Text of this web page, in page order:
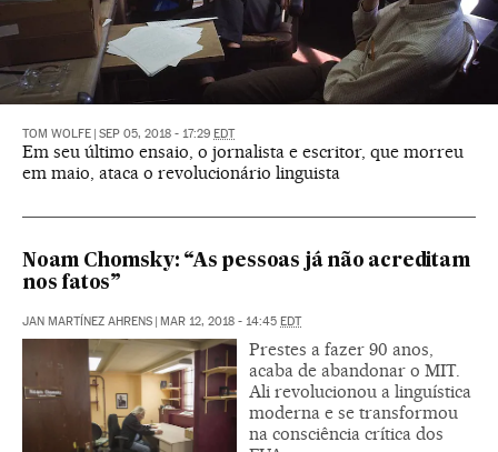
TOM WOLFE SEP 05, 2018 - 17:29 EDT
Em seu último ensaio, o jornalista e escritor, que morreu
em maio, ataca o revolucionário linguista
Noam Chomsky: “As pessoas já não acreditam
nos fatos”
JAN MARTÍNEZ AHRENS MAR 12, 2018 - 14:45 EDT
Prestes a fazer 90 anos,
acaba de abandonar o MIT.
Ali revolucionou a linguística
moderna e se transformou
na consciência crítica dos